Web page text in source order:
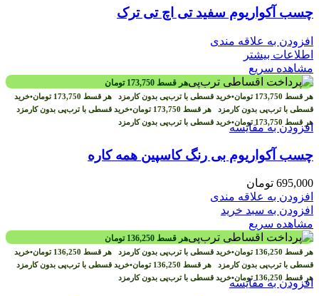
چسب آکواریوم سفید تی اچ تی ترک
افزودن به علاقه مندی
اطلاعات بیشتر
مشاهده سریع
هر قسط 173,750 تومان
هر قسط 173,750 تومان•خرید قسطی با ترب‌پی بدون کارمزد هر قسط 173,750 تومان•خرید
قسطی با ترب‌پی بدون کارمزد هر قسط 173,750 تومان•خرید قسطی با ترب‌پی بدون کارمزد
هر قسط 173,750 تومان•خرید قسطی با ترب‌پی بدون کارمزدافزودن به مقایسه
چسب آکواریوم بی رنگ کاسپین همه کاره
695,000 تومان
افزودن به علاقه مندی
افزودن به سبد خرید
مشاهده سریع
هر قسط 136,250 تومان
هر قسط 136,250 تومان•خرید قسطی با ترب‌پی بدون کارمزد هر قسط 136,250 تومان•خرید
قسطی با ترب‌پی بدون کارمزد هر قسط 136,250 تومان•خرید قسطی با ترب‌پی بدون کارمزد
هر قسط 136,250 تومان•خرید قسطی با ترب‌پی بدون کارمزدافزودن به مقایسه